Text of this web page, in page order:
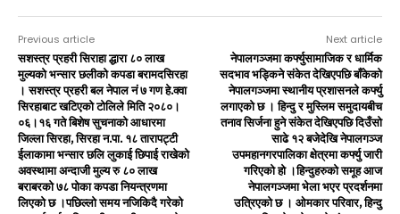
Previous article
सशस्त्र प्रहरी सिराहा द्धारा ८० लाख
मुल्यको भन्सार छलीको कपडा बरामदसिरहा
। सशस्त्र प्रहरी बल नेपाल नं ७ गण हे.क्वा
सिरहाबाट खटिएको टोलिले मिति २०८०।
०६।१६ गते बिशेष सुचनाको आधारमा
जिल्ला सिरहा, सिरहा न.पा. १८ तारापट्टी
ईलाकामा भन्सार छलि लुकाई छिपाई राखेको
अवस्थामा अन्दाजी मुल्य रु ८० लाख
बराबरको ७८ पोका कपडा नियन्त्रणमा
लिएको छ ।पछिल्लो समय नजिकिदै गरेको
Next article
नेपालगञ्जमा कर्फ्युसामाजिक र धार्मिक
सदभाव भड्किने संकेत देखिएपछि बाँकेको
नेपालगञ्जमा स्थानीय प्रशासनले कर्फ्यु
लगाएको छ । हिन्दु र मुस्लिम समुदायबीच
तनाव सिर्जना हुने संकेत देखिएपछि दिउँसो
साढे १२ बजेदेखि नेपालगञ्ज
उपमहानगरपालिका क्षेत्रमा कर्फ्यु जारी
गरिएको हो ।हिन्दुहरुको समूह आज
नेपालगञ्जमा भेला भएर प्रदर्शनमा
उत्रिएको छ । ओमकार परिवार, हिन्दु